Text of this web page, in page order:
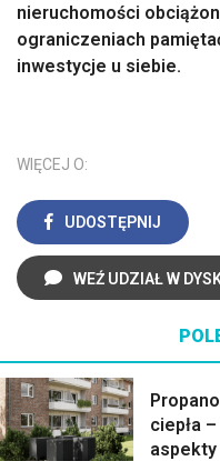
nieruchomości
ograniczeniach
inwestycje u siebie.
WIĘCEJ O:
UDOSTĘPNIJ
WEŹ UDZIAŁ W
ciepła
aspekty